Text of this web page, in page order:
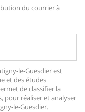
du courrier à
le-Guesdier est
et des études
de classifier la
pour réaliser et analyser
le-Guesdier.